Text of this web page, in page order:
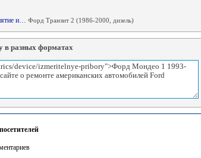
и… Форд Транзит 2 (1986-2000, дизель)
в разных форматах